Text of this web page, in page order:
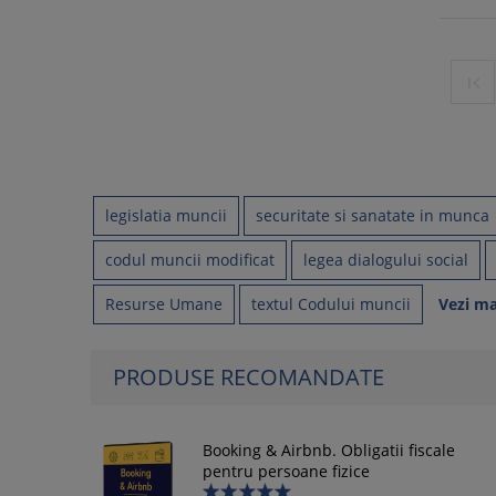
legislatia muncii securitate si sanatate in munca
codul muncii modificat legea dialogului social
Resurse Umane textul Codului muncii Vezi
PRODUSE RECOMANDATE
Booking & Airbnb. Obligatii fiscale
pentru persoane fizice